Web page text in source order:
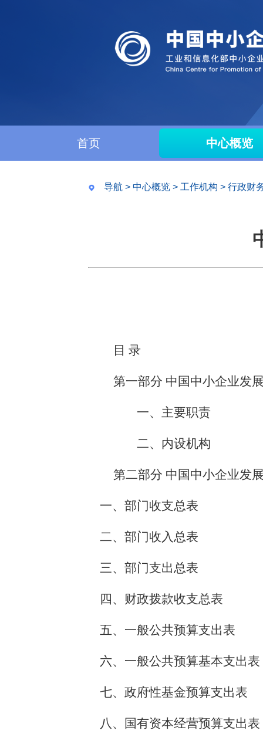
首页 中心概览
导航 > 中心概览 > 工作机构 > 行政财
目 录
第一部分 中国中小企业发
一、主要职责
二、内设机构
第二部分 中国中小企业发
一、部门收支总表
二、部门收入总表
三、部门支出总表
四、财政拨款收支总表
五、一般公共预算支出表
六、一般公共预算基本支出表
七、政府性基金预算支出表
八、国有资本经营预算支出表